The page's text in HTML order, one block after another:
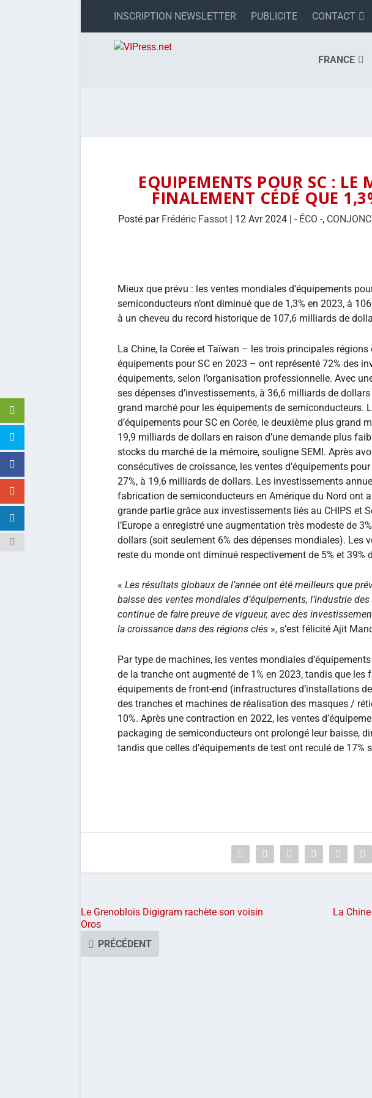
INSCRIPTION NEWSLETTER PUBLICITE CONTACT
FRANCE
EQUIPEMENTS POUR SC : LE
FINALEMENT CÉDÉ QUE
Posté par Frédéric Fassot | 12 Avr 2024 |- ÉCO -,
Mieux que prévu : les ventes mondiales d’équipements
semiconducteurs n’ont diminué que de 1,3% en 2023, à
à un cheveu du record historique de 107,6 milliards de
La Chine, la Corée et Taïwan – les trois principales régions
équipements pour SC en 2023 – ont représenté 72% des
équipements, selon l’organisation professionnelle. Avec
ses dépenses d’investissements, à 36,6 milliards de
grand marché pour les équipements de semiconducteurs.
d’équipements pour SC en Corée, le deuxième plus grand
19,9 milliards de dollars en raison d’une demande plus
stocks du marché de la mémoire, souligne SEMI. Après
consécutives de croissance, les ventes d’équipements
27%, à 19,6 milliards de dollars. Les investissements
fabrication de semiconducteurs en Amérique du Nord ont
grande partie grâce aux investissements liés au CHIPS et
l’Europe a enregistré une augmentation très modeste de
dollars (soit seulement 6% des dépenses mondiales). Les
reste du monde ont diminué respectivement de 5% et 39%
« Les résultats globaux de l’année ont été meilleurs que
baisse des ventes mondiales d’équipements, l’industrie
continue de faire preuve de vigueur, avec des
la croissance dans des régions clés », s’est félicité Ajit
Par type de machines, les ventes mondiales
de la tranche ont augmenté de 1% en 2023, tandis que les
équipements de front-end (infrastructures d’installations
des tranches et machines de réalisation des masques /
10%. Après une contraction en 2022, les ventes
packaging de semiconducteurs ont prolongé leur baisse,
tandis que celles d’équipements de test ont reculé de 17%
Le Grenoblois Digigram rachète son voisin
Oros
PRÉCÉDENT
La